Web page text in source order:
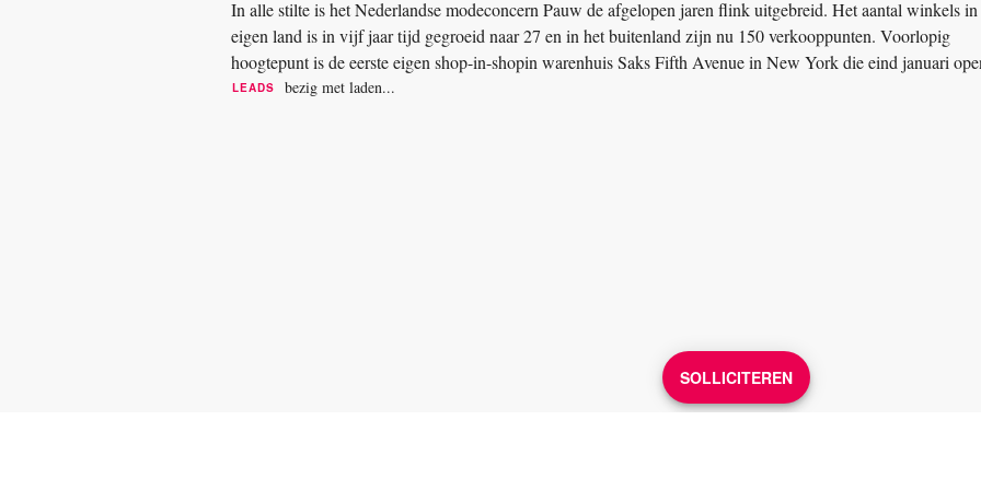
SOLLICITEREN
In alle stilte is het Nederlandse modeconcern Pauw de afgelopen jaren flink uitgebreid. Het aantal winkels in
eigen land is in vijf jaar tijd gegroeid naar 27 en in het buitenland zijn nu 150 verkooppunten. Voorlopig
hoogtepunt is de eerste eigen shop-in-shopin warenhuis Saks Fifth Avenue in New York die eind januari
ging. Pauw heet nu Pauw...
LEADS bezig met laden...